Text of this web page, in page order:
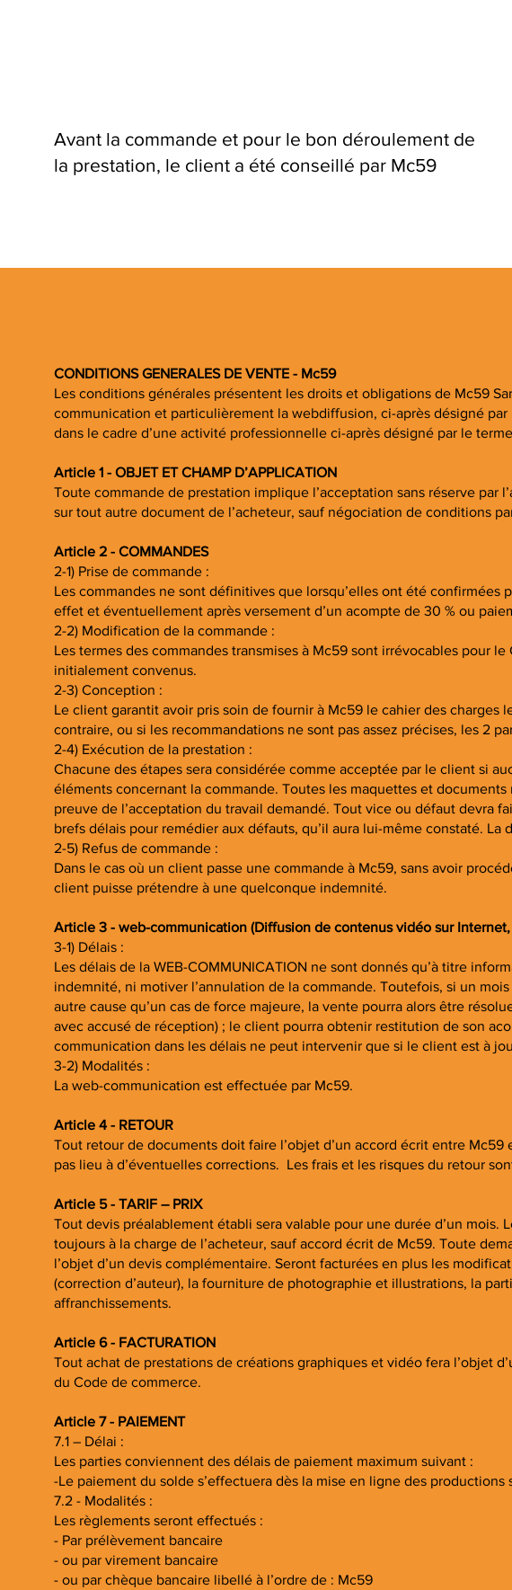
Avant la commande et pour le bon déroulement de
la prestation, le client a été conseillé par Mc59
CONDITIONS GENERALES DE VENTE - Mc59
Les conditions générales présentent les droits et obligations de Mc59
communication et particulièrement la webdiffusion, ci-après désigné
dans le cadre d’une activité professionnelle ci-après désigné par le
Article 1 - OBJET ET CHAMP D’APPLICATION
Toute commande de prestation implique l’acceptation sans réserve
sur tout autre document de l’acheteur, sauf négociation de conditions
Article 2 - COMMANDES
2-1) Prise de commande :
Les commandes ne sont définitives que lorsqu’elles ont été
effet et éventuellement après versement d’un acompte de 30 % ou
2-2) Modification de la commande :
Les termes des commandes transmises à Mc59 sont irrévocables pour
initialement convenus.
2-3) Conception :
Le client garantit avoir pris soin de fournir à Mc59 le cahier des charges
contraire, ou si les recommandations ne sont pas assez précises, les 2
2-4) Exécution de la prestation :
Chacune des étapes sera considérée comme acceptée par le client si
éléments concernant la commande. Toutes les maquettes et
preuve de l’acceptation du travail demandé. Tout vice ou défaut devra
brefs délais pour remédier aux défauts, qu’il aura lui-même constaté.
2-5) Refus de commande :
Dans le cas où un client passe une commande à Mc59, sans avoir
client puisse prétendre à une quelconque indemnité.
Article 3 - web-communication (Diffusion de contenus vidéo sur
3-1) Délais :
Les délais de la WEB-COMMUNICATION ne sont donnés qu’à titre
indemnité, ni motiver l’annulation de la commande. Toutefois, si un
autre cause qu’un cas de force majeure, la vente pourra alors être
avec accusé de réception) ; le client pourra obtenir restitution de son
communication dans les délais ne peut intervenir que si le client est à
3-2) Modalités :
La web-communication est effectuée par Mc59.
Article 4 - RETOUR
Tout retour de documents doit faire l’objet d’un accord écrit entre
pas lieu à d’éventuelles corrections. Les frais et les risques du retour
Article 5 - TARIF – PRIX
Tout devis préalablement établi sera valable pour une durée d’un mois.
toujours à la charge de l’acheteur, sauf accord écrit de Mc59. Toute
l’objet d’un devis complémentaire. Seront facturées en plus les
(correction d’auteur), la fourniture de photographie et illustrations, la
affranchissements.
Article 6 - FACTURATION
Tout achat de prestations de créations graphiques et vidéo fera l’objet
du Code de commerce.
Article 7 - PAIEMENT
7.1 – Délai :
Les parties conviennent des délais de paiement maximum suivant :
-Le paiement du solde s’effectuera dès la mise en ligne des productions
7.2 - Modalités :
Les règlements seront effectués :
- Par prélèvement bancaire
- ou par virement bancaire
- ou par chèque bancaire libellé à l’ordre de : Mc59